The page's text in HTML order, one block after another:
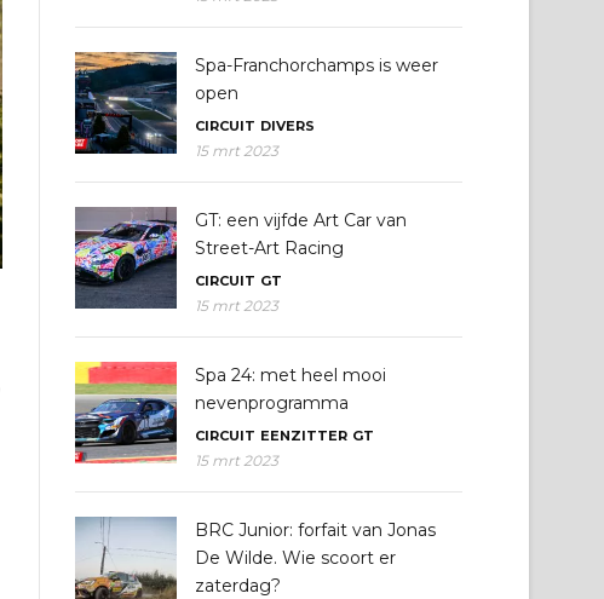
Spa-Franchorchamps is weer
open
CIRCUIT DIVERS
15 mrt 2023
GT: een vijfde Art Car van
Street-Art Racing
CIRCUIT GT
15 mrt 2023
Spa 24: met heel mooi
nevenprogramma
CIRCUIT EENZITTER GT
15 mrt 2023
BRC Junior: forfait van Jonas
De Wilde. Wie scoort er
zaterdag?